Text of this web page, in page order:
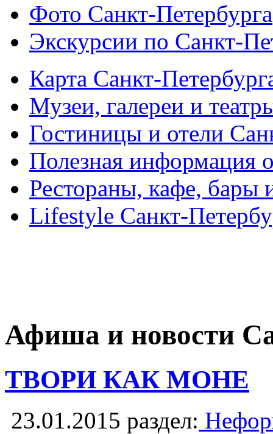
Фото Санкт-Петербурга
Экскурсии по Санкт-
Карта Санкт-
Музеи, галереи и
Гостиницы и отели
Полезная информация
Рестораны, кафе, бары
Lifestyle Санкт-
Афиша и новости
ТВОРИ КАК МОНЕ
23.01.2015 раздел: